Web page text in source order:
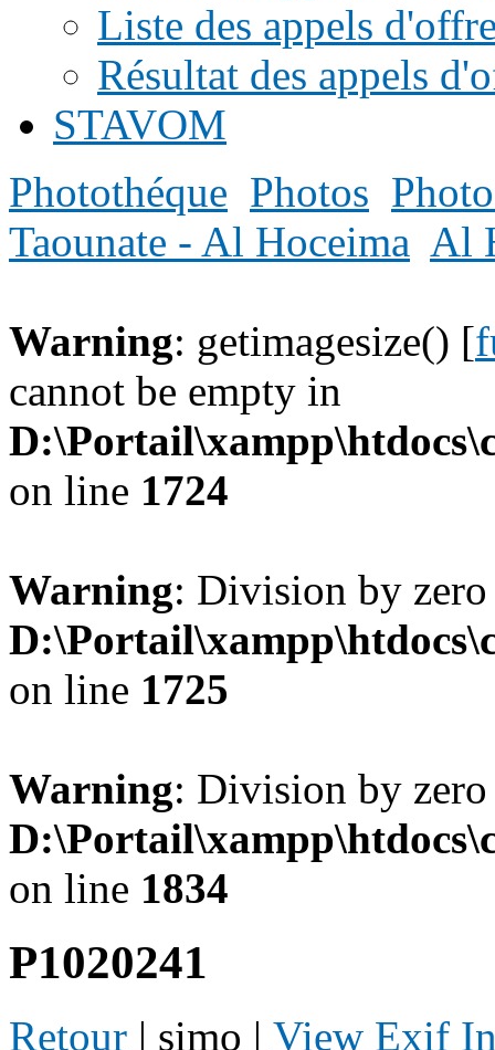
Liste des appels
Résultat des appels
STAVOM
Photothéque Photos
Taounate - Al Hoceima Al
Warning: getimagesize() [
cannot be empty in
on line 1724
Warning: Division by
on line 1725
Warning: Division by
on line 1834
P1020241
Retour | simo | View Exif